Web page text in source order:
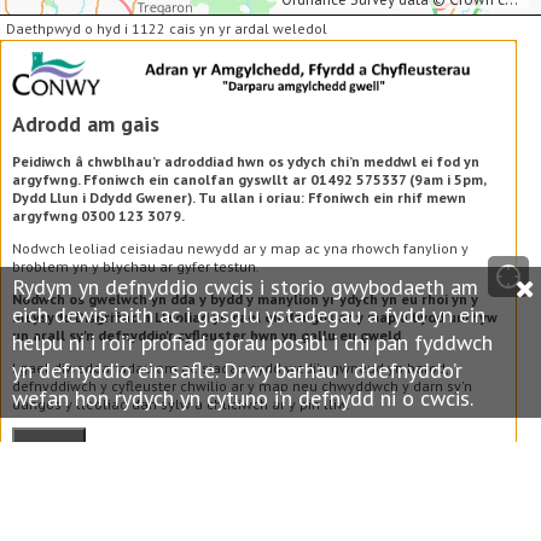
Daethpwyd o hyd i 1122 cais yn yr ardal weledol
Rydym yn defnyddio cwcis i storio gwybodaeth am
eich dewis iaith ac i gasglu ystadegau a fydd yn ein
helpu ni i roi’r profiad gorau posibl i chi pan fyddwch
yn defnyddio ein safle. Drwy barhau i ddefnyddo’r
wefan hon rydych yn cytuno i’n defnydd ni o cwcis.
Adrodd am gais
Peidiwch â chwblhau’r adroddiad hwn os ydych chi’n meddwl ei fod yn
argyfwng. Ffoniwch ein canolfan gyswllt ar 01492 575337 (9am i 5pm,
Dydd Llun i Ddydd Gwener). Tu allan i oriau: Ffoniwch ein rhif mewn
argyfwng 0300 123 3079.
Nodwch leoliad ceisiadau newydd ar y map ac yna rhowch fanylion y
broblem yn y blychau ar gyfer testun.
Nodwch os gwelwch yn dda y bydd y manylion yr ydych yn eu rhoi yn y
meysydd Disgrifiad a Lleoliad yn cael eu dangos ar y map a bydd unrhyw
un arall sy'n defnyddio'r cyfleuster hwn yn gallu eu gweld.
I gael diweddariadau am geisiadau sydd wedi'u gwneud yn barod,
defnyddiwch y cyfleuster chwilio ar y map neu chwyddwch y darn sy'n
dangos y lleoliad dan sylw a chliciwch ar y pin lliw.
Parhau